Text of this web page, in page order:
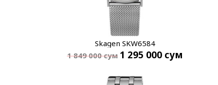
Skagen SKW6584
1 849 000сум 1 295 000 сум